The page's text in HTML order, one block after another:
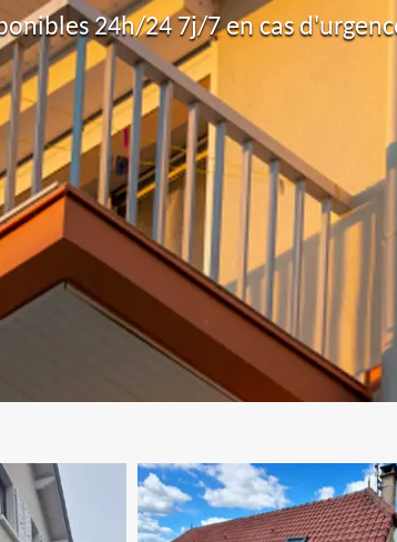
24h/24 7j/7 en cas